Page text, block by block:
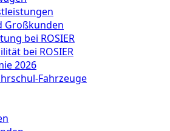
Großkunden
bei ROSIER
bei ROSIER
2026
Fahrzeuge